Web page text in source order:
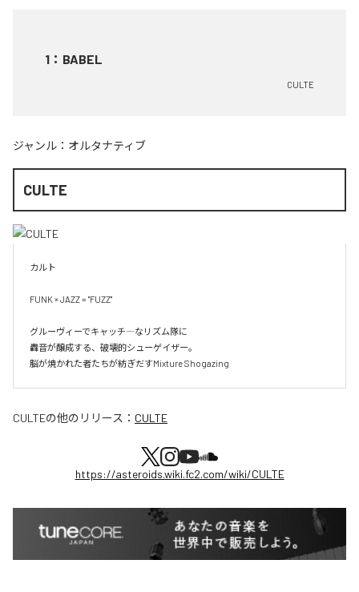
1 ： BABEL
CULTE
ジャンル： オルタナティブ
CULTE
カルト
FUNK × JAZZ = "FUZZ"
グルーヴィーでキャッチ―なリズム隊に
轟音が醸成する、破壊的シューゲイザー。
脳が焼かれた者たちが紡ぎだすMixture Shogazing
CULTEの他のリリース： CULTE
https://asteroids.wiki.fc2.com/wiki/CULTE